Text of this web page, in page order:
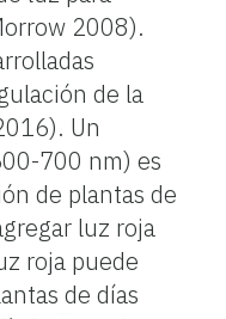
2008).
de la
Un
700 nm) es
de plantas de
luz roja
roja puede
de días